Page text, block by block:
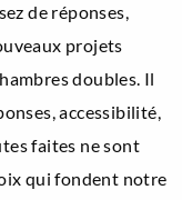
de réponses,
projets
doubles. Il
accessibilité,
faites ne sont
qui fondent notre